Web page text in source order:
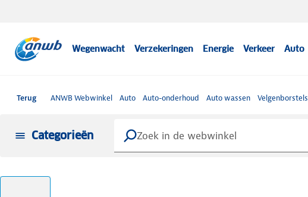
Wegenwacht Verzekeringen Energie Verkeer Auto
Terug ANWB Webwinkel Auto Auto-onderhoud Auto wassen Velgenborstels
Categorieën